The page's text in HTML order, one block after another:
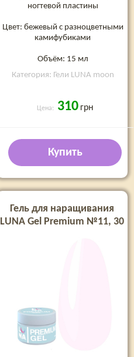
ногтевой пластины
Цвет: бежевый с разноцветными
камифубиками
Объём: 15 мл
Категория: Гели LUNA moon
Цена: 310 грн
Купить
Гель для наращивания
LUNA Gel Premium №11, 30